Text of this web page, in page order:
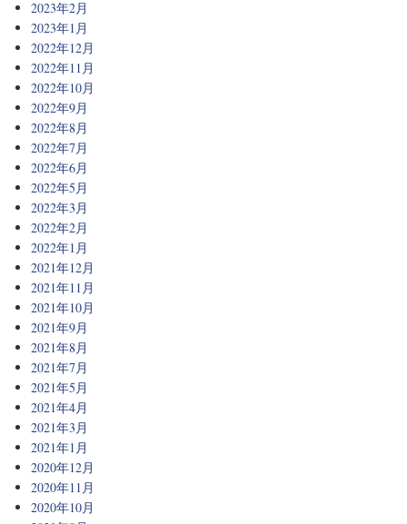
2023年2月
2023年1月
2022年12月
2022年11月
2022年10月
2022年9月
2022年8月
2022年7月
2022年6月
2022年5月
2022年3月
2022年2月
2022年1月
2021年12月
2021年11月
2021年10月
2021年9月
2021年8月
2021年7月
2021年5月
2021年4月
2021年3月
2021年1月
2020年12月
2020年11月
2020年10月